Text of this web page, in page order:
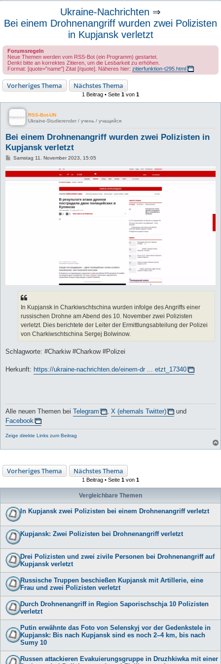
Ukraine-Nachrichten ⇒
Bei einem Drohnenangriff wurden zwei Polizisten
in Kupjansk verletzt
Forumsregeln
Neue Themen werden vom RSS-Bot (ein Programm) gestartet.
Denkt bitte an korrektes Zitieren, um die Lesbarkeit zu erhöhen.
Format: [quote="name"] Zitat [/quote]. Näheres hier: zitierfunktion-t295.html
Vorheriges Thema Nächstes Thema
1 Beitrag • Seite 1 von 1
RSS-Bot-UN
Ukraine-Studierender / учень / учащийся
Bei einem Drohnenangriff wurden zwei Polizisten in
Kupjansk verletzt
BSamstag 11. November 2023, 15:05
In Kupjansk in Charkiwschtschina wurden infolge des Angriffs einer
russischen Drohne am Abend des 10. November zwei Polizisten
verletzt. Dies berichtete der Leiter der Ermittlungsabteilung der Polizei
von Charkiwschtschina Sergej Bolwinow.
Schlagworte: #Charkiw #Charkow #Polizei
Herkunft: https://ukraine-nachrichten.de/einem-dr ... etzt_17340
Alle neuen Themen bei Telegram , X (ehemals Twitter)
und
Facebook
Zeige direkte Links zum Beitrag
Vorheriges Thema Nächstes Thema
1 Beitrag • Seite 1 von 1
Vergleichbare Themen
In Kupjansk zwei Polizisten bei einem Drohnenangriff verletzt
Kupjansk: Zwei Polizisten bei Drohnenangriff verletzt
Drei Polizisten und zwei zivile Personen bei Drohnenangriff auf
Kupjansk verletzt
Russische Truppen beschießen Kupjansk mit Artillerie, eine
Frau und zwei Polizisten verletzt
Durch Drohnenangriff in Region Saporischschja 10 Polizisten
verletzt
Putin erwähnte das Foto von Selenskyj vor der Gedenkstele in
Kupjansk: Bis nach Kupjansk sind es noch 2–4 km, bis nach
Sumy 10
Russen attackieren Evakuierungsgruppe in Druzhkiwka mit einer